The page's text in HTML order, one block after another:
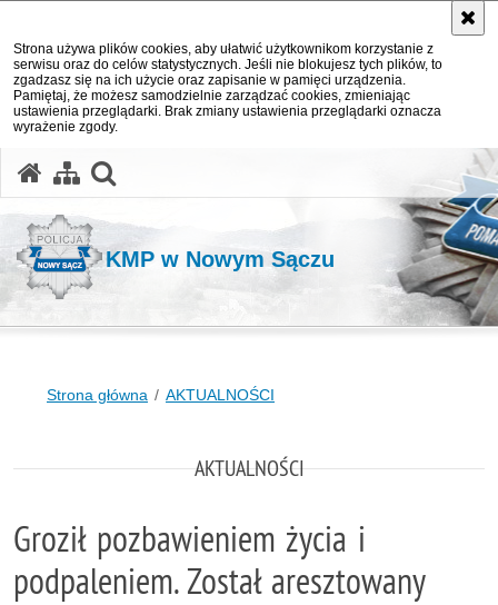
Strona używa plików cookies, aby ułatwić użytkownikom korzystanie z
serwisu oraz do celów statystycznych. Jeśli nie blokujesz tych plików, to
zgadzasz się na ich użycie oraz zapisanie w pamięci urządzenia.
Pamiętaj, że możesz samodzielnie zarządzać cookies, zmieniając
ustawienia przeglądarki. Brak zmiany ustawienia przeglądarki oznacza
wyrażenie zgody.
KMP w Nowym Sączu
Strona główna AKTUALNOŚCI
AKTUALNOŚCI
Groził pozbawieniem życia i
podpaleniem. Został aresztowany